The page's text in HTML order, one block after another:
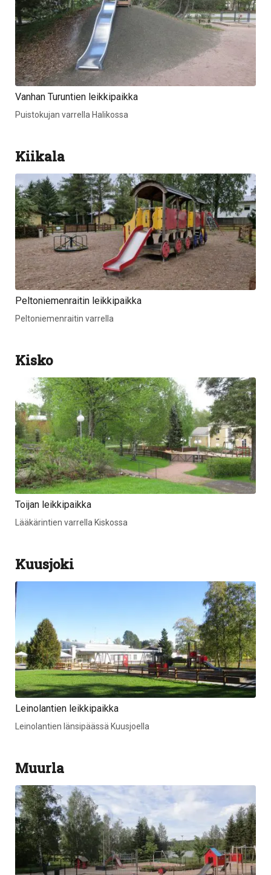
Vanhan Turuntien leikkipaikka
Puistokujan varrella Halikossa
Kiikala
Peltoniemenraitin leikkipaikka
Peltoniemenraitin varrella
Kisko
Toijan leikkipaikka
Lääkärintien varrella Kiskossa
Kuusjoki
Leinolantien leikkipaikka
Leinolantien länsipäässä Kuusjoella
Muurla